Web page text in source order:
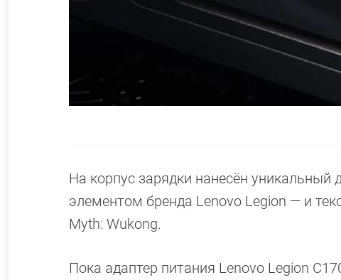
На корпус зарядки нанесён
элементом бренда Lenovo Legion — и
Myth: Wukong.
Пока адаптер питания Lenovo Legion